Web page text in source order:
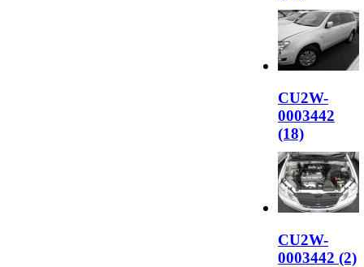
CU2W-
0003442
(18)
CU2W-
0003442 (2)